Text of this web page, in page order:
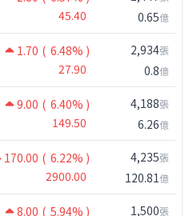
45.40 0.65億
1.70 ( 6.48% )
27.90
2,934張
0.8億
9.00 ( 6.40% )
149.50
4,188張
6.26億
170.00 ( 6.22% )
2900.00
4,235張
120.81億
8.00 ( 5.94% ) 1,500張